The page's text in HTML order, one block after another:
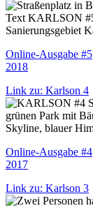
Online-Ausgabe #5
2018
Link zu: Karlson 4
Online-Ausgabe #4
2017
Link zu: Karlson 3